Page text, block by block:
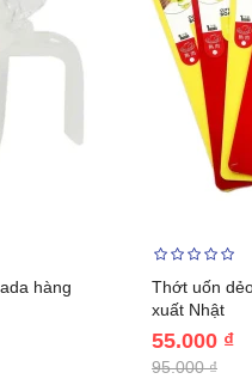
hàng
Thớt uốn
xuất Nhật
55.000 ₫
95.000 ₫